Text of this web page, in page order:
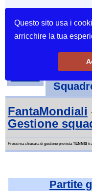
Questo sito usa i
arricchire la tua
Tornei-
FantaMondiali
Gestione
Prossima chiusura di gestione previstaTENNIStra
Partite